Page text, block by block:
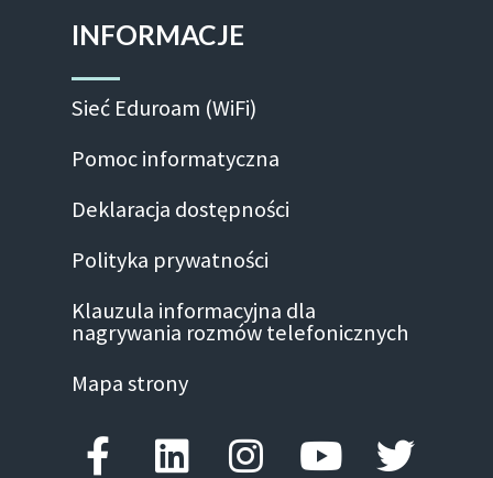
INFORMACJE
Sieć Eduroam (WiFi)
Pomoc informatyczna
Deklaracja dostępności
Polityka prywatności
Klauzula informacyjna dla
nagrywania rozmów telefonicznych
Mapa strony
Facebook-f
LinkedinInstagram
Youtube